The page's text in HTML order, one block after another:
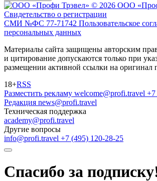
© 2026 ООО
Свидетельство о регистрации
СМИ №ФС 77-71742 Пользовательское
персональных данных
Материалы сайта защищены авторским
и цитирование допускаются только при
размещении активной ссылки на оригинал
18+RSS
Разместить рекламу welcome@profi.travel +7
Редакция news@profi.travel
Техническая поддержка
academy@profi.travel
Другие вопросы
info@profi.travel +7 (495) 120-28-25
Спасибо за